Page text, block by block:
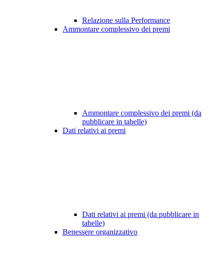
Relazione sulla Performance
Ammontare complessivo dei premi
Ammontare complessivo dei premi (da
pubblicare in tabelle)
Dati relativi ai premi
Dati relativi ai premi (da pubblicare in
tabelle)
Benessere organizzativo